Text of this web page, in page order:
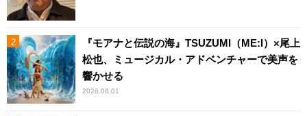
『モアナと伝説の海』TSUZUMI（ME:I）×尾上
松也、ミュージカル・アドベンチャーで美声を
響かせる
2026.08.01